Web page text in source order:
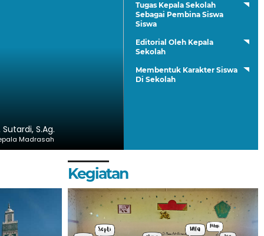
Sutardi, S.Ag.
Madrasah
Tugas Kepala Sekolah
Sebagai Pembina Siswa
Siswa
Editorial Oleh Kepala
Sekolah
Membentuk Karakter Siswa
Di Sekolah
Kegiatan